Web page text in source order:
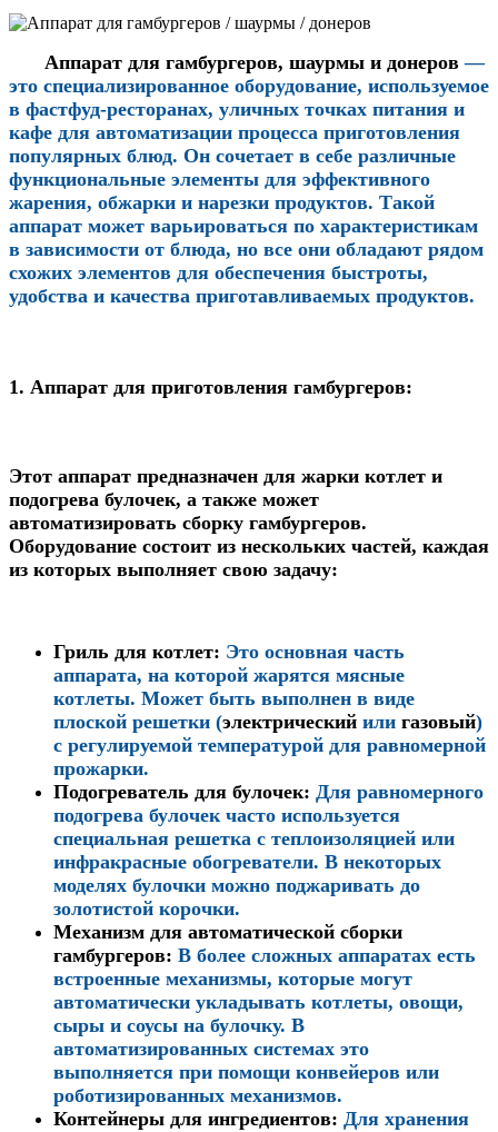
Аппарат для гамбургеров, шаурмы и донеров—
это специализированное оборудование, используемое
в фастфуд-ресторанах, уличных точках питания и
кафе для автоматизации процесса приготовления
популярных блюд. Он сочетает в себе различные
функциональные элементы для эффективного
жарения, обжарки и нарезки продуктов. Такой
аппарат может варьироваться по характеристикам
в зависимости от блюда, но все они обладают рядом
схожих элементов для обеспечения быстроты,
удобства и качества приготавливаемых продуктов.
1. Аппарат для приготовления гамбургеров:
Этот аппарат предназначен для жарки котлет и
подогрева булочек, а также может
автоматизировать сборку гамбургеров.
Оборудование состоит из нескольких частей, каждая
из которых выполняет свою задачу:
Гриль для котлет: Это основная часть
аппарата, на которой жарятся мясные
котлеты. Может быть выполнен в виде
плоской решетки (электрический или газовый)
с регулируемой температурой для равномерной
прожарки.
Подогреватель для булочек: Для равномерного
подогрева булочек часто используется
специальная решетка с теплоизоляцией или
инфракрасные обогреватели. В некоторых
моделях булочки можно поджаривать до
золотистой корочки.
Механизм для автоматической сборки
гамбургеров: В более сложных аппаратах есть
встроенные механизмы, которые могут
автоматически укладывать котлеты, овощи,
сыры и соусы на булочку. В
автоматизированных системах это
выполняется при помощи конвейеров или
роботизированных механизмов.
Контейнеры для ингредиентов: Для хранения